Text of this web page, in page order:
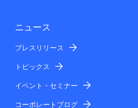
ニュース
プレスリリース
トピックス
イベント・セミナー
コーポレートブログ